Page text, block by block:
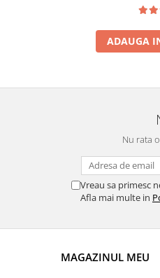
ADAUGA
Nu rata
Vreau sa primesc
Afla mai multe in
MAGAZINUL MEU